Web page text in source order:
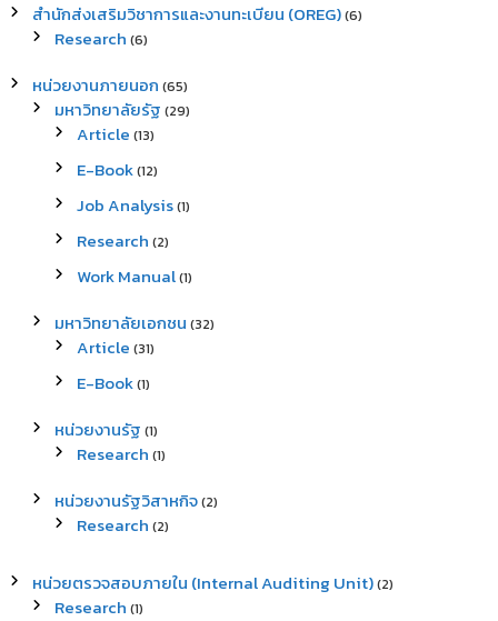
สำนักส่งเสริมวิชาการและงานทะเบียน (OREG)(6)
Research (6)
หน่วยงานภายนอก (65)
มหาวิทยาลัยรัฐ (29)
Article (13)
E-Book(12)
Job Analysis(1)
Research (2)
Work Manual(1)
มหาวิทยาลัยเอกชน (32)
Article (31)
E-Book(1)
หน่วยงานรัฐ (1)
Research (1)
หน่วยงานรัฐวิสาหกิจ(2)
Research (2)
หน่วยตรวจสอบภายใน (Internal Auditing Unit)(2)
Research (1)